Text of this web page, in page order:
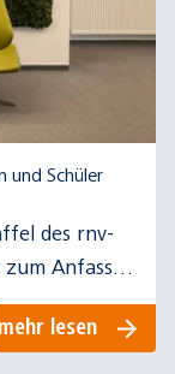
und Schüler
des rnv-
Anfassen
mehr lesen